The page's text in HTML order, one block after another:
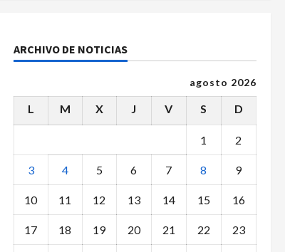
ARCHIVO DE NOTICIAS
agosto 2026
L M X J V S D
1 2
3 4 5 6 7 8 9
10 11 12 13 14 15 16
17 18 19 20 21 22 23